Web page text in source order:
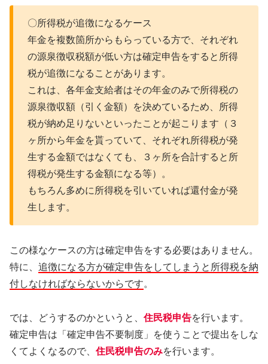
〇所得税が追徴になるケース
年金を複数箇所からもらっている方で、それぞれ
の源泉徴収税額が低い方は確定申告をすると所得
税が追徴になることがあります。
これは、各年金支給者はその年金のみで所得税の
源泉徴収額（引く金額）を決めているため、所得
税が納め足りないといったことが起こります（３
ヶ所から年金を貰っていて、それぞれ所得税が発
生する金額ではなくても、３ヶ所を合計すると所
得税が発生する金額になる等）。
もちろん多めに所得税を引いていれば還付金が発
生します。
この様なケースの方は確定申告をする必要はありません。
特に、 追徴になる方が確定申告をしてしまうと所得税を納
付しなければならないからです。
では、どうするのかというと、 住民税申告を行います。
確定申告は「確定申告不要制度」を使うことで提出をしな
くてよくなるので、 住民税申告のみを行います。